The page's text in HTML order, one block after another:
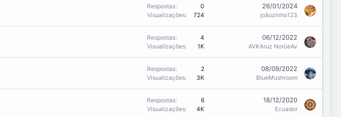
Respostas
0
Visualizações
724
26/01/2024
joãozinho123
Respostas
4
Visualizações
1K
06/12/2022
AVKAruz NorûeAv
Respostas
2
Visualizações
3K
08/09/2022
BlueMushroom
Respostas
6
Visualizações
4K
18/12/2020
Ecuador